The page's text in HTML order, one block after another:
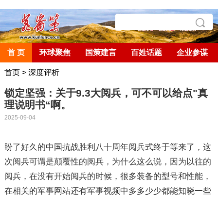
首 页 环球聚焦 国策建言 百姓话题 企业参谋
首页> 深度评析
锁定坚强：关于9.3大阅兵，可不可以给点"真
理说明书“啊。
2025-09-04
盼了好久的中国抗战胜利八十周年阅兵式终于等来了，这
次阅兵可谓是颠覆性的阅兵，为什么这么说，因为以往的
阅兵，在没有开始阅兵的时候，很多装备的型号和性能，
在相关的军事网站还有军事视频中多多少少都能知晓一些